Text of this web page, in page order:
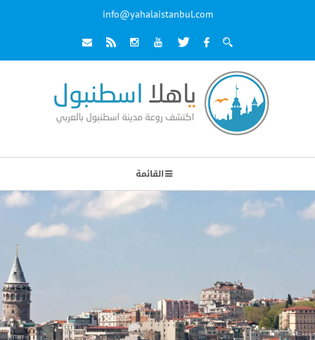
info@yahalaistanbul.com
القائمة